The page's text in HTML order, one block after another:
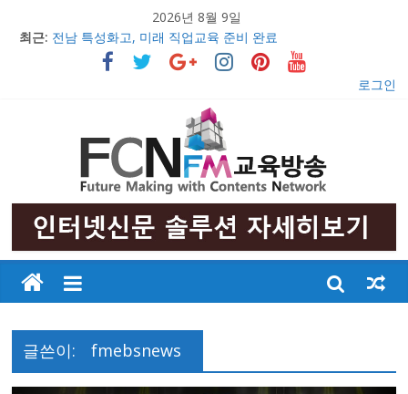
2026년 8월 9일
최근:
우리 아이들의 행복한 미래만들기
전남 특성화고, 미래 직업교육 준비 완료
의정부문화원, 창작무용극 ‘불멸의 영웅 안중근’ 초연 발표
로그인
글쓴이: fmebsnews